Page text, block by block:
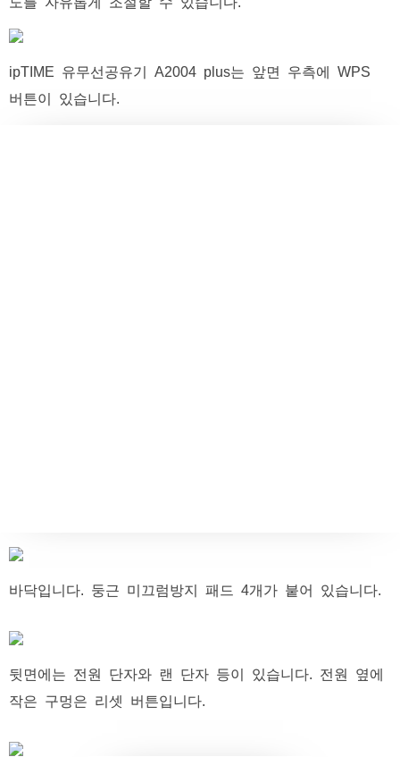
ipTIME 유무선공유기 A2004 plus는 앞면 우측에 WPS
버튼이 있습니다.
바닥입니다. 둥근 미끄럼방지 패드 4개가 붙어 있습니다.
뒷면에는 전원 단자와 랜 단자 등이 있습니다. 전원 옆에
작은 구멍은 리셋 버튼입니다.